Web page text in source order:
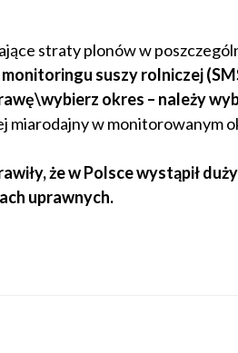
straty plonów w
suszy rolniczej
okres – należy
miarodajny w monitorowanym
że w Polsce wystąpił
uprawnych.